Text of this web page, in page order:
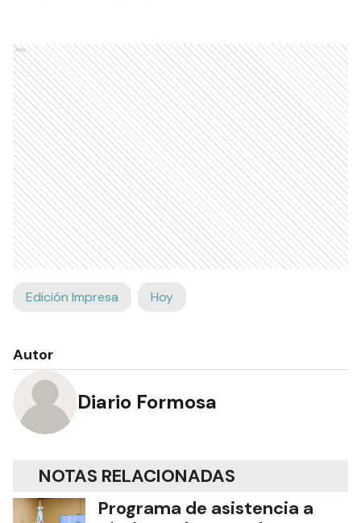
Ads
Edición Impresa Hoy
Autor
Diario Formosa
NOTAS RELACIONADAS
Programa de asistencia a